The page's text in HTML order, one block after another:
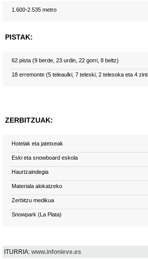
1.600-2.535 metro
PISTAK:
62 pista (9 berde, 23 urdin, 22 gorri, 8 beltz)
18 erremonte (5 teleaulki, 7 teleski, 2 telesoka eta 4
ZERBITZUAK:
Hotelak eta jatetxeak
Eski eta snowboard eskola
Haurtzaindegia
Materiala alokatzeko
Zerbitzu medikua
Snowpark (La Plata)
ITURRIA: www.infonieve.es